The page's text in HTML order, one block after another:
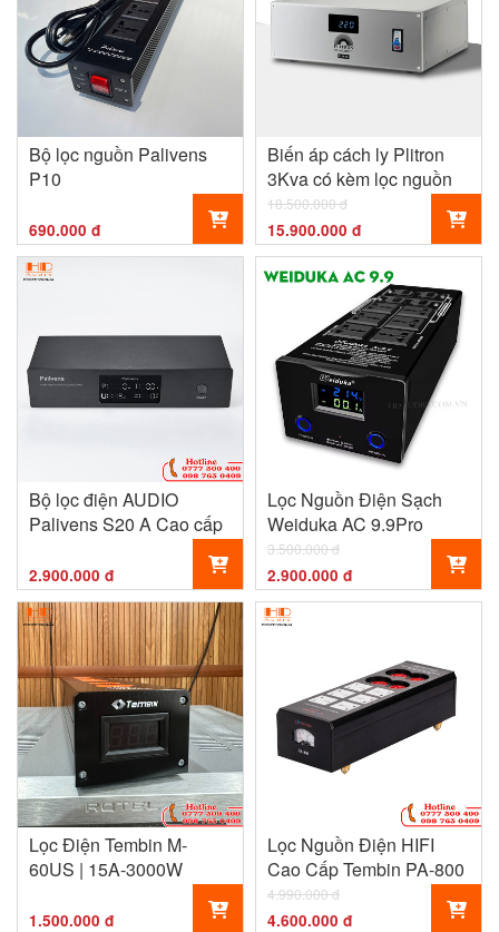
Bộ lọc nguồn Palivens
P10
690.000 đ
Biến áp cách ly Plitron
3Kva có kèm lọc nguồn
18.500.000 đ
15.900.000 đ
Bộ lọc điện AUDIO
Palivens S20 A Cao cấp
2.900.000 đ
Lọc Nguồn Điện Sạch
Weiduka AC 9.9Pro
3.500.000 đ
2.900.000 đ
Lọc Điện Tembin M-
60US | 15A-3000W
1.500.000 đ
Lọc Nguồn Điện HIFI
Cao Cấp Tembin PA-800
4.990.000 đ
4.600.000 đ